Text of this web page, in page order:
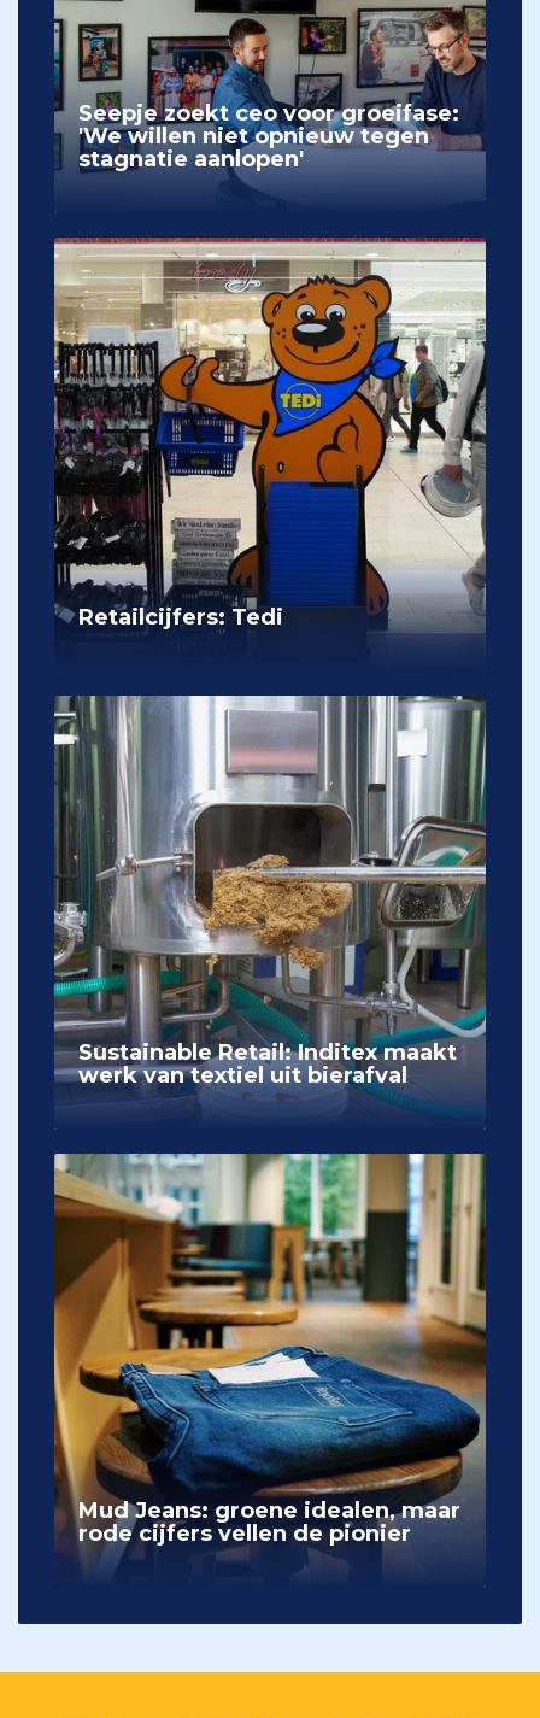
Seepje zoekt ceo voor groeifase:
'We willen niet opnieuw tegen
stagnatie aanlopen'
Retailcijfers: Tedi
Sustainable Retail: Inditex maakt
werk van textiel uit bierafval
Mud Jeans: groene idealen, maar
rode cijfers vellen de pionier